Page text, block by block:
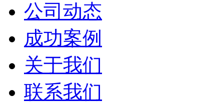
公司动态
成功案例
关于我们
联系我们